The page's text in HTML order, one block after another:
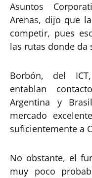
Asuntos
Arenas, dijo que
competir, pues
las rutas donde da
Borbón, del
entablan
Argentina y
mercado
suficientemente a
No obstante, el
muy poco